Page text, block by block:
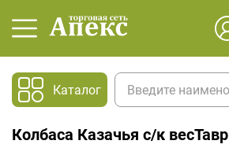
Каталог
Колбаса Казачья с/к весТавр